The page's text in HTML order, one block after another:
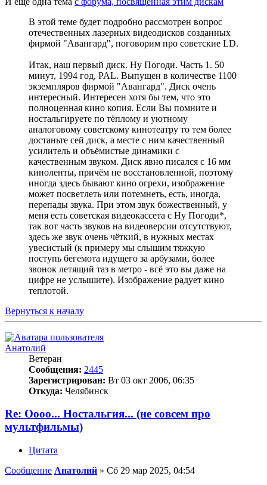
В этой теме будет подробно рассмотрен вопрос
отечественных лазерных видеодисков созданных
фирмой "Авангард", поговорим про советские LD.
Итак, наш первый диск. Ну Погоди. Часть 1. 50
минут, 1994 год, PAL. Выпущен в количестве 1100
экземпляров фирмой "Авангард". Диск очень
интересный. Интересен хотя бы тем, что это
полноценная кино копия. Если Вы помните и
ностальгируете по тёплому и уютному
аналоговому советскому кинотеатру то тем более
достаньте сей диск, а месте с ним качественный
усилитель и объёмистые динамики с
качественным звуком. Диск явно писался с 16 мм
киноленты, причём не восстановленной, поэтому
иногда здесь бывают кино огрехи, изображение
может посветлеть или потемнеть, есть, иногда,
перепады звука. При этом звук божественный, у
меня есть советская видеокассета с Ну Погоди*,
так вот часть звуков на видеоверсии отсутствуют,
здесь же звук очень чёткий, в нужных местах
увесистый (к примеру мы слышим тяжкую
поступь бегемота идущего за арбузами, более
звонок летящий таз в метро - всё это вы даже на
цифре не услышите). Изображение радует кино
теплотой.
Вернуться к началу
Анатолий
Ветеран
Сообщения: 2445
Зарегистрирован: Вт 03 окт 2006, 06:35
Откуда: Челябинск
Re: Оооо... Ностальгия... (не совсем про
мультфильмы)
Цитата
Сообщение Анатолий » Сб 29 мар 2025, 04:54